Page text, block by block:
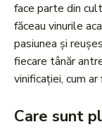
face parte din
făceau vinurile
pasiunea și
fiecare tânăr
vinificației, cum
Care sunt